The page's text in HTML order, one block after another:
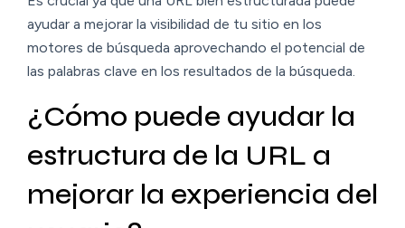
ayudar a mejorar la visibilidad de tu sitio en los
motores de búsqueda aprovechando el potencial de
las palabras clave en los resultados de la búsqueda.
¿Cómo puede ayudar la
estructura de la URL a
mejorar la experiencia del